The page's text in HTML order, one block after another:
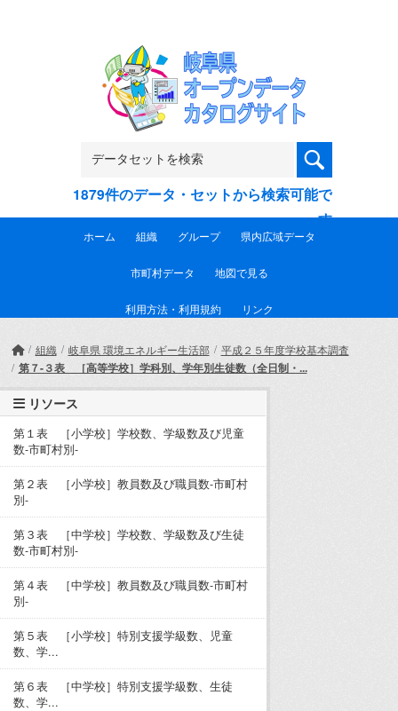
1879件のデータ・セットから検索可能で
す
ホーム 組織 グループ 県内広域データ
市町村データ 地図で見る
利用方法・利用規約 リンク
組織 岐阜県 環境エネルギー生活部 平成２５年度学校基本調査
第７-３表 ［高等学校］学科別、学年別生徒数（全日制・...
リソース
第１表 ［小学校］学校数、学級数及び児童
数-市町村別-
第２表 ［小学校］教員数及び職員数-市町村
別-
第３表 ［中学校］学校数、学級数及び生徒
数-市町村別-
第４表 ［中学校］教員数及び職員数-市町村
別-
第５表 ［小学校］特別支援学級数、児童
数、学...
第６表 ［中学校］特別支援学級数、生徒
数、学...